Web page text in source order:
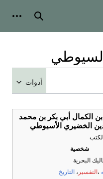
بحث
أدوات
الكمال أبي بكر بن محمد
الخضيري الأسيوطي
شخصية
البحرية
، التفسير ، التاريخ